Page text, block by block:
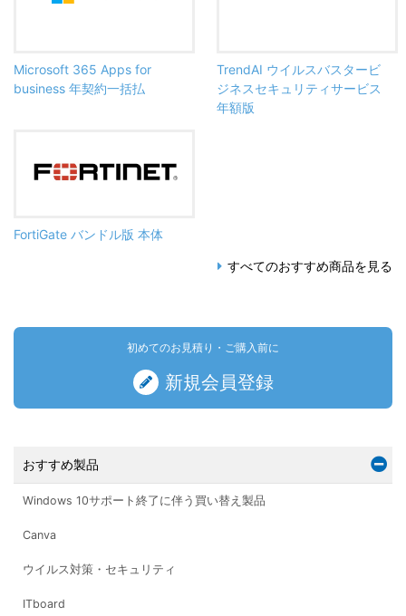
Microsoft 365 Apps for
business 年契約一括払
TrendAI ウイルスバスタービ
ジネスセキュリティサービス
年額版
FortiGate バンドル版 本体
すべてのおすすめ商品を見る
初めてのお見積り・ご購入前に
新規会員登録
おすすめ製品
Windows 10サポート終了に伴う買い替え製品
Canva
ウイルス対策・セキュリティ
ITboard